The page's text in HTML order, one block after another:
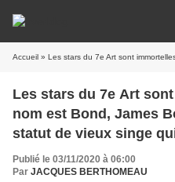
Accueil » Les stars du 7e Art sont immortelles, « mon nom est Bond, James Bond
Les stars du 7e Art
nom est Bond, James
statut de vieux singe
jeunes à faire des
Publié le 03/11/2020 à 06:00
Par JACQUES BERTHOMEAU